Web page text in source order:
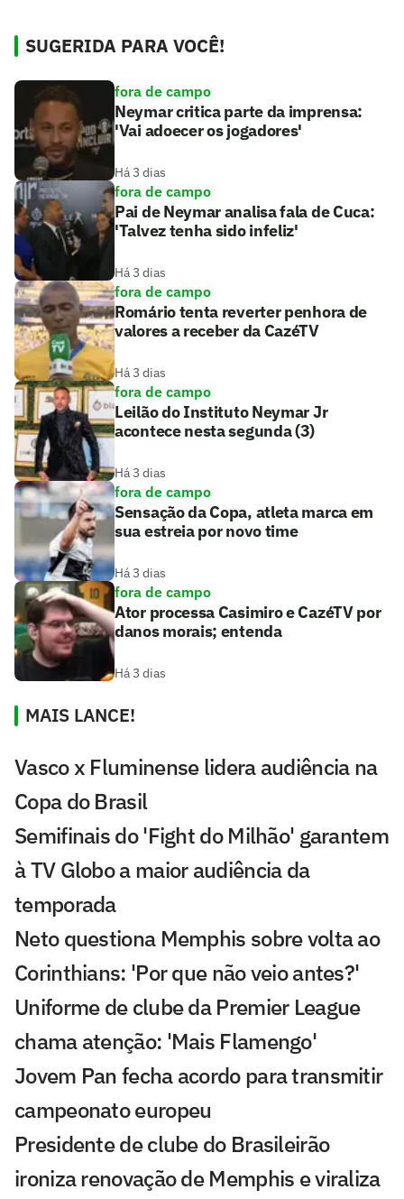
SUGERIDA PARA VOCÊ!
fora de campo
Neymar critica parte da imprensa:
'Vai adoecer os jogadores'
Há 3 dias
fora de campo
Pai de Neymar analisa fala de Cuca:
'Talvez tenha sido infeliz'
Há 3 dias
fora de campo
Romário tenta reverter penhora de
valores a receber da CazéTV
Há 3 dias
fora de campo
Leilão do Instituto Neymar Jr
acontece nesta segunda (3)
Há 3 dias
fora de campo
Sensação da Copa, atleta marca em
sua estreia por novo time
Há 3 dias
fora de campo
Ator processa Casimiro e CazéTV por
danos morais; entenda
Há 3 dias
MAIS LANCE!
Vasco x Fluminense lidera audiência na
Copa do Brasil
Semifinais do 'Fight do Milhão' garantem
à TV Globo a maior audiência da
temporada
Neto questiona Memphis sobre volta ao
Corinthians: 'Por que não veio antes?'
Uniforme de clube da Premier League
chama atenção: 'Mais Flamengo'
Jovem Pan fecha acordo para transmitir
campeonato europeu
Presidente de clube do Brasileirão
ironiza renovação de Memphis e viraliza